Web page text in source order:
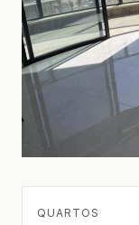
QUARTOS